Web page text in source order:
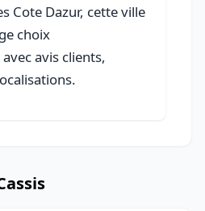
Cote Dazur, cette ville
choix
avis clients,